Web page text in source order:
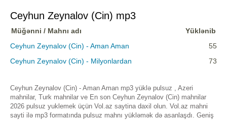
Ceyhun Zeynalov (Cin) mp3
Müğənni / Mahnı adı
Yüklənib
Ceyhun Zeynalov (Cin) - Aman Aman
55
Ceyhun Zeynalov (Cin) - Milyonlardan
73
Ceyhun Zeynalov (Cin) - Aman Aman mp3 yüklə pulsuz , Azeri
mahnilar, Turk mahnilar ve En son Ceyhun Zeynalov (Cin) mahnilar
2026 pulsuz yuklemek üçün Vol.az saytina daxil olun. Vol.az mahni
sayti ilə mp3 formatında pulsuz mahnı yükləmək də asanlaşdı. Geniş